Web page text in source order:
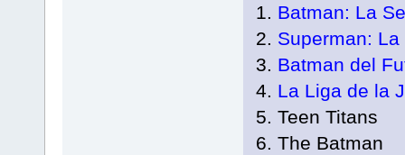
1. Batman: La
2. Superman:
3. Batman del
4. La Liga de la
5. Teen Titans
6. The Batman